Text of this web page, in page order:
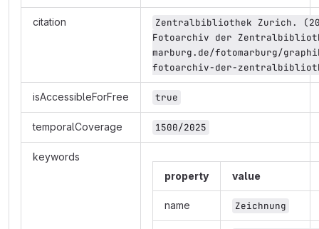
citation
Zentralbibliothek Zurich.
Fotoarchiv der
marburg.de/fotomarburg/
fotoarchiv-der-
isAccessibleForFree true
temporalCoverage 1500/2025
keywords
property
value
name Zeichnung